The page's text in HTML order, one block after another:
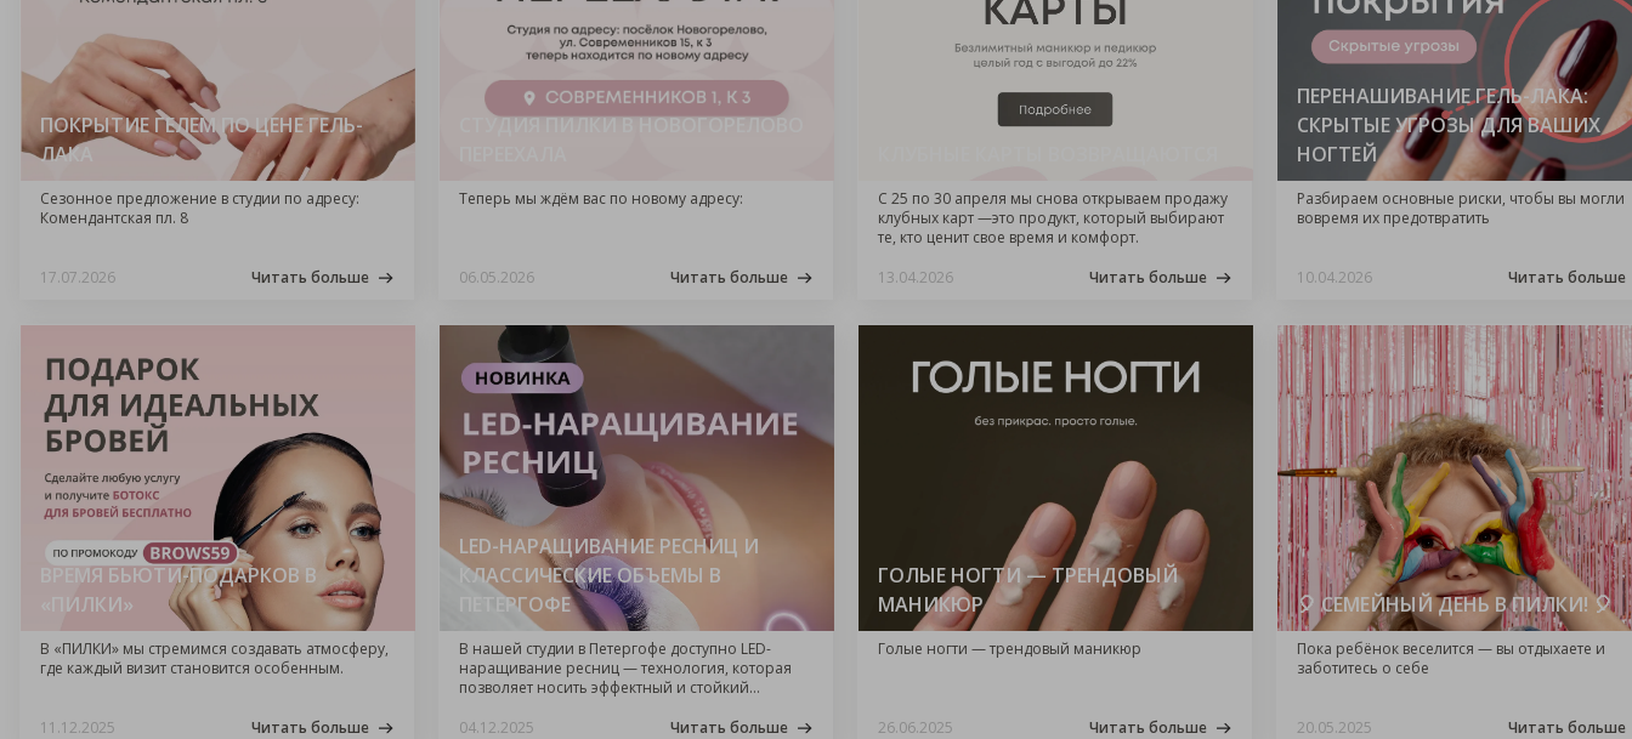
ПОКРЫТИЕ ГЕЛЕМ ПО ЦЕНЕ ГЕЛЬ-
ЛАКА
Сезонное предложение в студии по адресу:
Комендантская пл. 8
17.07.2026 Читать больше
СТУДИЯ ПИЛКИ В НОВОГОРЕЛОВО
Теперь мы ждём вас по новому адресу:
06.05.2026 Читать больше
С 25 по 30 апреля мы снова открываем продажу
клубных карт —это продукт, который выбирают
те, кто ценит свое время и комфорт.
13.04.2026
Читать больше
ПЕРЕНАШИВАНИЕ ГЕЛЬ-ЛАКА:
СКРЫТЫЕ УГРОЗЫ ДЛЯ ВАШИХ
НОГТЕЙ
Разбираем основные риски, чтобы вы могли
вовремя их предотвратить
10.04.2026 Читать больше
ВРЕМЯ БЬЮТИ-ПОДАРКОВ В
«ПИЛКИ»
В «ПИЛКИ» мы стремимся создавать атмосферу,
где каждый визит становится особенным.
11.12.2025 Читать больше
LED-НАРАЩИВАНИЕ РЕСНИЦ И
КЛАССИЧЕСКИЕ ОБЪЕМЫ В
ПЕТЕРГОФЕ
В нашей студии в Петергофе доступно LED-
наращивание ресниц — технология, которая
позволяет носить эффектный и стойкий
высыхания.
04.12.2025 Читать больше
ГОЛЫЕ НОГТИ — ТРЕНДОВЫЙ
МАНИКЮР
Голые ногти — трендовый маникюр
26.06.2025 Читать больше
🎈 СЕМЕЙНЫЙ ДЕНЬ В ПИЛКИ! 🎈
Пока ребёнок веселится — вы отдыхаете и
заботитесь о себе
20.05.2025 Читать больше